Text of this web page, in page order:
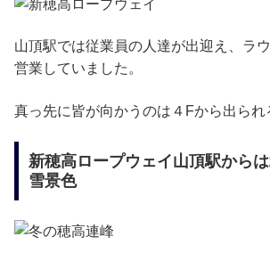
山頂駅では従業員の人達が出迎え、ラ
営業していました。
真っ先に皆が向かうのは４Fから出られ
新穂高ロープウェイ山頂駅から
雪景色